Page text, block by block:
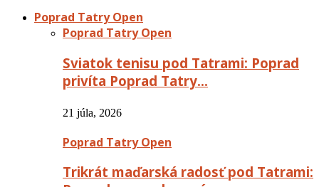
Poprad Tatry Open
Poprad Tatry Open
Sviatok tenisu pod Tatrami: Poprad
privíta Poprad Tatry…
21 júla, 2026
Poprad Tatry Open
Trikrát maďarská radosť pod Tatrami: